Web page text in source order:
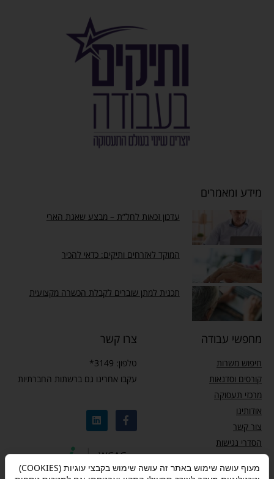
מידע ומאמרים
עדכון זכאות לחל”ת – מבצע שאגת הארי
המוקד לאזרחים ותיקים: כדאי להכיר
תכנית למתן שוברים לקבלת הכשרה מקצועית
מחפשי עבודה
חיפוש משרות
קורסים וסדנאות
מרכזי תעסוקה
אודותינו
צור קשר
הסדרי נגישות
מדיניות פרטיות
צרו קשר
טלפון: 3149*
עקבו אחרינו גם ברשתות החברתיות
מעוף עושה שימוש באתר זה עושה שימוש בקבצי עוגיות (COOKIES)